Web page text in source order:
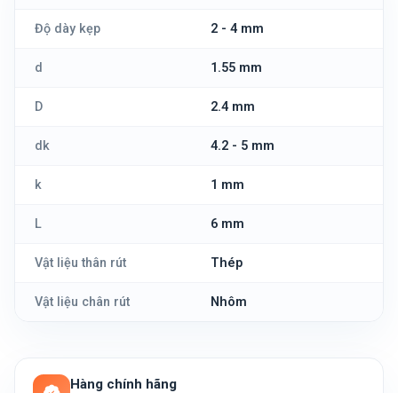
Độ dày kẹp 2 - 4 mm
d 1.55 mm
D 2.4 mm
dk 4.2 - 5 mm
k 1 mm
L 6 mm
Vật liệu thân rút Thép
Vật liệu chân rút Nhôm
Hàng chính hãng